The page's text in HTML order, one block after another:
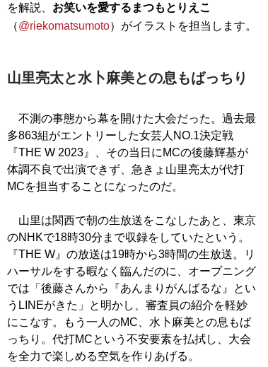
を解説、 お笑いを愛するまつもとりえこ
（@riekomatsumoto）がイラストを担当します。
山里亮太と水卜麻美との息もばっちり
不測の事態から幕を開けた大会だった。過去最
多863組がエントリーした女芸人NO.1決定戦
『THE W 2023』、その当日にMCの後藤輝基が
体調不良で出演できず、急きょ山里亮太が代打
MCを担当することになったのだ。
山里は関西で朝の生放送をこなしたあと、東京
のNHKで18時30分まで収録をしていたという。
『THE W』の放送は19時から3時間の生放送。リ
ハーサルをする暇なく臨んだのに、オープニング
では「後藤さんから『あんまりがんばるな』とい
うLINEがきた」と明かし、審査員の紹介を軽妙
にこなす。もう一人のMC、水卜麻美との息もば
っちり。代打MCという不安要素を払拭し、大会
を全力で楽しめる空気を作りあげる。